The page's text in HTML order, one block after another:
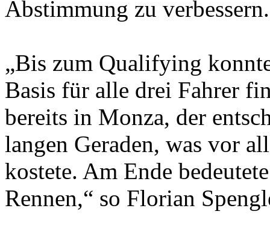
Abstimmung zu verbessern.
„Bis zum Qualifying
Basis für alle drei Fahrer
bereits in Monza, der
langen Geraden, was vor
kostete. Am Ende
Rennen,“ so Florian